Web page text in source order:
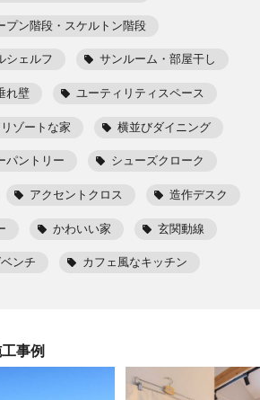
プン階段・スケルトン階段
シェルフ サンルーム・部屋干し
れ壁 ユーティリティスペース
ゾートな家 横並びダイニング
パントリー シューズクローク
アクセントクロス 造作デスク
かわいい家 玄関動線
ンチ カフェ風なキッチン
事例